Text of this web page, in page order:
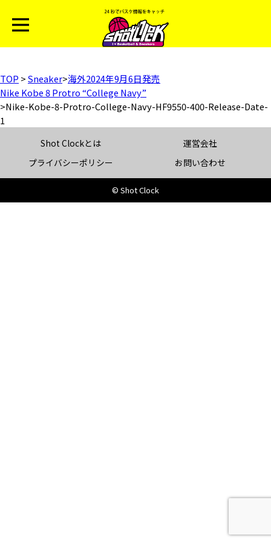
TOP >Sneaker>海外2024年9月6日発売
Nike Kobe 8 Protro “College Navy”
>Nike-Kobe-8-Protro-College-Navy-HF9550-400-Release-Date-
1
Shot Clockとは
運営会社
プライバシーポリシー
お問い合わせ
© Shot Clock